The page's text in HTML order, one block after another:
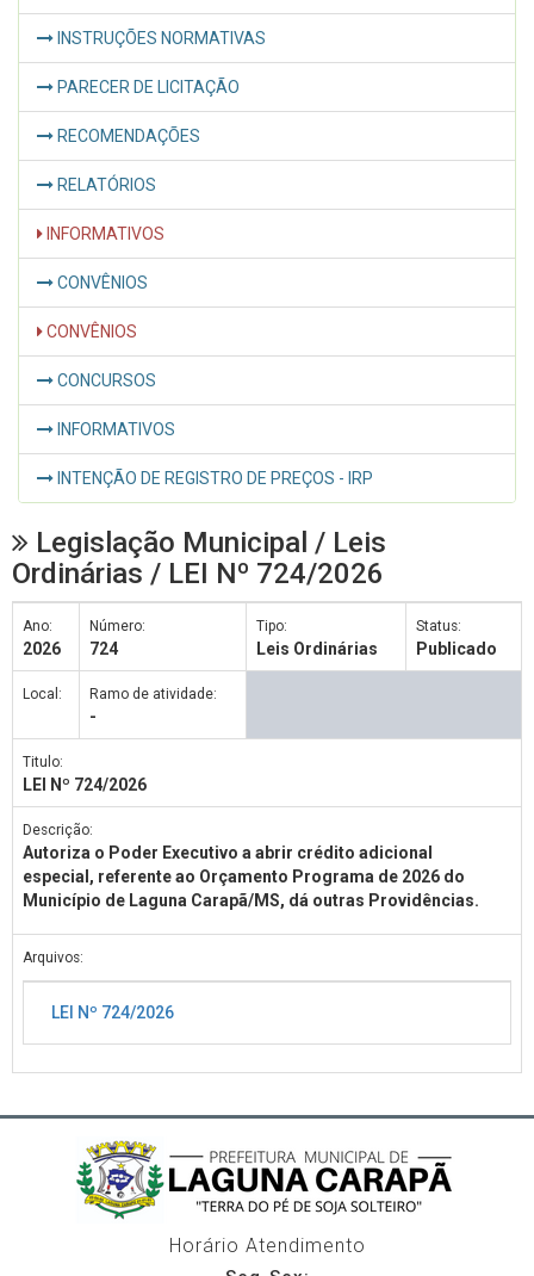
INSTRUÇÕES NORMATIVAS
PARECER DE LICITAÇÃO
RECOMENDAÇÕES
RELATÓRIOS
INFORMATIVOS
CONVÊNIOS
CONVÊNIOS
CONCURSOS
INFORMATIVOS
INTENÇÃO DE REGISTRO DE PREÇOS - IRP
Legislação Municipal / Leis
Ordinárias / LEI Nº 724/2026
Ano:
2026
Número:
724
Tipo:
Leis Ordinárias
Status:
Publicado
Local: Ramo de atividade:
-
Titulo:
LEI Nº 724/2026
Descrição:
Autoriza o Poder Executivo a abrir crédito adicional
especial, referente ao Orçamento Programa de 2026 do
Município de Laguna Carapã/MS, dá outras Providências.
Arquivos:
LEI Nº 724/2026
Horário Atendimento